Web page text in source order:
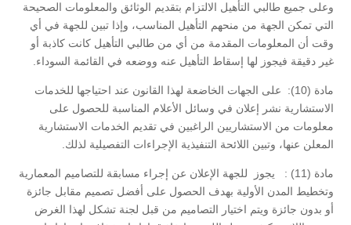
وعلى جميع طالبي التأهيل الالتزام بتقديم الوثائق والمعلومات الصحيحة
التي تمكن الجهة من منحهم التأهيل المناسب، وإذا تبين للجهة في أي
وقت أن المعلومات المقدمة من أي من طالبي التأهيل كانت كاذبة أو
غير دقيقة فيجوز لها إسقاط التأهيل عنه ووضعه في القائمة السوداء.
مادة (10): على الجهات الخاضعة لهذا القانون عند احتياجها للخدمات
الاستشارية نشر إعلان في وسائل الأعلام المناسبة للحصول على
معلومات من الاستشاريين الراغبين في تقديم الخدمات الاستشارية
المعلن عنها، وتبين اللائحة التنفيذية الإجراءات التفصيلية لذلك.
مادة (11) : يجوز للجهة الإعلان عن إجراء مسابقة للتصاميم المعمارية
وتخطيط المدن الأولية بهدف الحصول على أفضل تصميم مقابل جائزة
أو بدون جائزة ويتم اختيار التصاميم من قبل لجنة تشكل لهذا الغرض